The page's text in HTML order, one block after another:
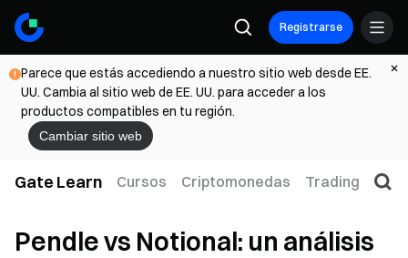
Registrarse
Parece que estás accediendo a nuestro sitio web desde EE.
UU. Cambia al sitio web de EE. UU. para acceder a los
productos compatibles en tu región.
Cambiar sitio web
Gate Learn Cursos Criptomonedas Trading
Pendle vs Notional: un análisis